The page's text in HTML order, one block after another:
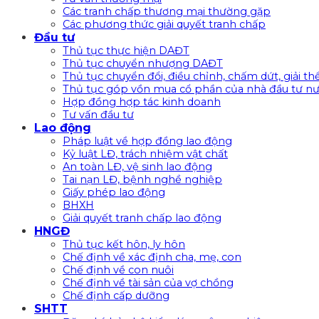
Các tranh chấp thương mại thường gặp
Các phương thức giải quyết tranh chấp
Đầu tư
Thủ tục thực hiện DAĐT
Thủ tục chuyển nhượng DAĐT
Thủ tục chuyển đổi, điều chỉnh, chấm dứt, giải
Thủ tục góp vồn mua cổ phần của nhà đầu tư
Hợp đồng hợp tác kinh doanh
Tư vấn đầu tư
Lao động
Pháp luật về hợp đồng lao động
Kỷ luật LĐ, trách nhiệm vật chất
An toàn LĐ, vệ sinh lao động
Tai nạn LĐ, bệnh nghề nghiệp
Giấy phép lao động
BHXH
Giải quyết tranh chấp lao động
HNGĐ
Thủ tục kết hôn, ly hôn
Chế định về xác định cha, mẹ, con
Chế định về con nuôi
Chế định về tài sản của vợ chồng
Chế định cấp dưỡng
SHTT